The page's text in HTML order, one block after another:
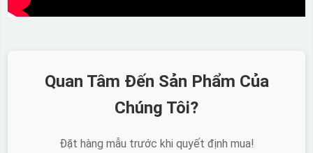
Quan Tâm Đến Sản Phẩm Của
Chúng Tôi?
Đặt hàng mẫu trước khi quyết định mua!